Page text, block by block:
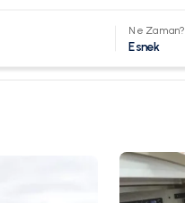
Ne Zaman?
Esnek